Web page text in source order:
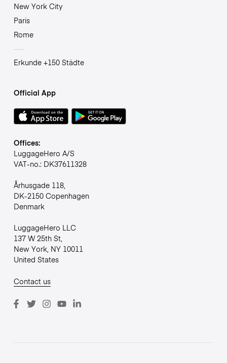
New York City
Paris
Rome
Erkunde +150 Städte
Official App
Offices:
LuggageHero A/S
VAT-no.: DK37611328
Århusgade 118,
DK-2150 Copenhagen
Denmark
LuggageHero LLC
137 W 25th St,
New York, NY 10011
United States
Contact us